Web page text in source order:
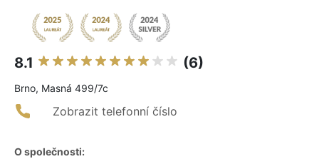
8.1 (6)
Brno, Masná 499/7c
Zobrazit telefonní číslo
O společnosti: